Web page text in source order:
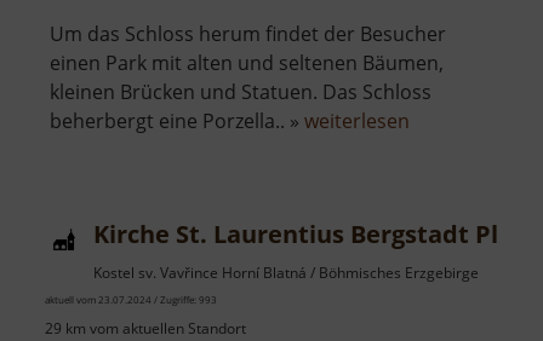
Um das Schloss herum findet der Besucher
einen Park mit alten und seltenen Bäumen,
kleinen Brücken und Statuen. Das Schloss
beherbergt eine Porzella.. » weiterlesen
Kirche St. Laurentius Bergstadt
Kostel sv. Vavřince Horní Blatná / Böhmisches Erzgebirge
aktuell vom 23.07.2024 / Zugriffe: 993
29 km vom aktuellen Standort